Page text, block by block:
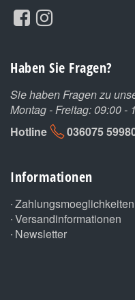
Haben Sie Fragen?
Sie haben Fragen zu
Montag - Freitag: 09:00 -
Hotline
036075
Informationen
Zahlungsmoeglichkeiten
Versandinformationen
Newsletter